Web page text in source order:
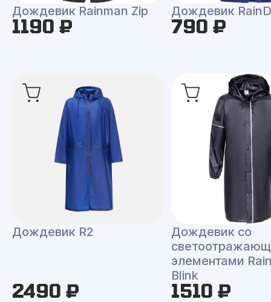
Дождевик Rainman Zip
1190 ₽
Дождевик
790 ₽
Дождевик R2
2490 ₽
Дождевик со
элементами
Blink
1510 ₽